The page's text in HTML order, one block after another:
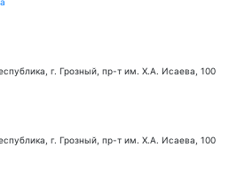
г. Грозный, пр-т им. Х.А. Исаева, 100
г. Грозный, пр-т им. Х.А. Исаева, 100